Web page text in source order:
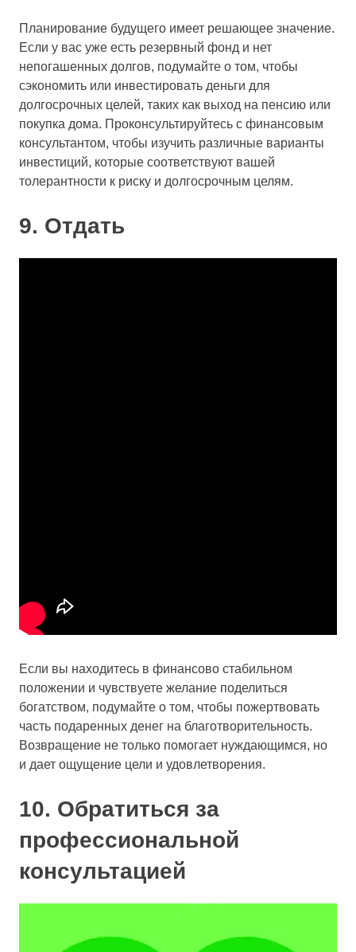
Планирование будущего имеет решающее значение.
Если у вас уже есть резервный фонд и нет
непогашенных долгов, подумайте о том, чтобы
сэкономить или инвестировать деньги для
долгосрочных целей, таких как выход на пенсию или
покупка дома. Проконсультируйтесь с финансовым
консультантом, чтобы изучить различные варианты
инвестиций, которые соответствуют вашей
толерантности к риску и долгосрочным целям.
9. Отдать
Если вы находитесь в финансово стабильном
положении и чувствуете желание поделиться
богатством, подумайте о том, чтобы пожертвовать
часть подаренных денег на благотворительность.
Возвращение не только помогает нуждающимся, но
и дает ощущение цели и удовлетворения.
10. Обратиться за
профессиональной
консультацией